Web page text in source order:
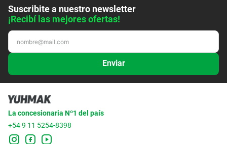
Suscribite a nuestro newsletter
¡Recibí las mejores ofertas!
Enviar
La concesionaria Nº1 del país
+54 9 11 5254-8398